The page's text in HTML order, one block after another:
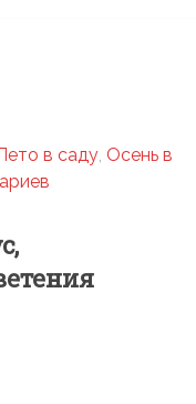
в саду, Осень в